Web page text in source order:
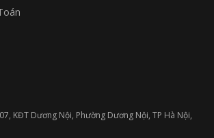
KĐT Dương Nội, Phường Dương Nội, TP Hà Nội,